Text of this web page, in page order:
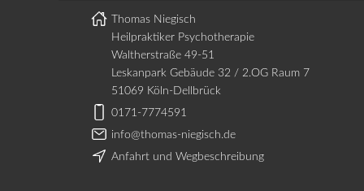
Thomas Niegisch
Heilpraktiker Psychotherapie
Waltherstraße 49-51
Leskanpark Gebäude 32 / 2.OG Raum 7
51069 Köln-Dellbrück
0171-7774591
info@thomas-niegisch.de
Anfahrt und Wegbeschreibung